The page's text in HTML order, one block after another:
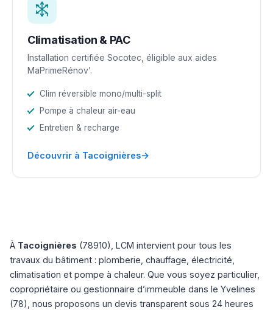
Climatisation & PAC
Installation certifiée Socotec, éligible aux aides
MaPrimeRénov’.
Clim réversible mono/multi-split
Pompe à chaleur air-eau
Entretien & recharge
Découvrir à Tacoignières→
À Tacoignières (78910), LCM intervient pour tous les
travaux du bâtiment : plomberie, chauffage, électricité,
climatisation et pompe à chaleur. Que vous soyez particulier,
copropriétaire ou gestionnaire d’immeuble dans le Yvelines
(78), nous proposons un devis transparent sous 24 heures